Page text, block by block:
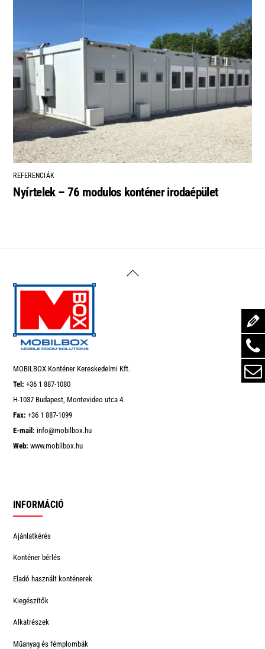
REFERENCIÁK
Nyírtelek – 76 modulos konténer irodaépület
Back
MOBILBOX Konténer Kereskedelmi Kft.
Tel: +36 1 887-1080
H-1037 Budapest, Montevideo utca 4.
Fax: +36 1 887-1099
E-mail: info@mobilbox.hu
Web: www.mobilbox.hu
INFORMÁCIÓ
Ajánlatkérés
Konténer bérlés
Eladó használt konténerek
Kiegészítők
Alkatrészek
Műanyag és fémplombák